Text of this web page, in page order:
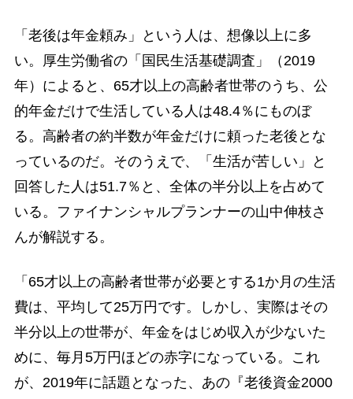
「老後は年金頼み」という人は、想像以上に多
い。厚生労働省の「国民生活基礎調査」（2019
年）によると、65才以上の高齢者世帯のうち、公
的年金だけで生活している人は48.4％にものぼ
る。高齢者の約半数が年金だけに頼った老後とな
っているのだ。そのうえで、「生活が苦しい」と
回答した人は51.7％と、全体の半分以上を占めて
いる。ファイナンシャルプランナーの山中伸枝さ
んが解説する。
「65才以上の高齢者世帯が必要とする1か月の生活
費は、平均して25万円です。しかし、実際はその
半分以上の世帯が、年金をはじめ収入が少ないた
めに、毎月5万円ほどの赤字になっている。これ
が、2019年に話題となった、あの『老後資金2000